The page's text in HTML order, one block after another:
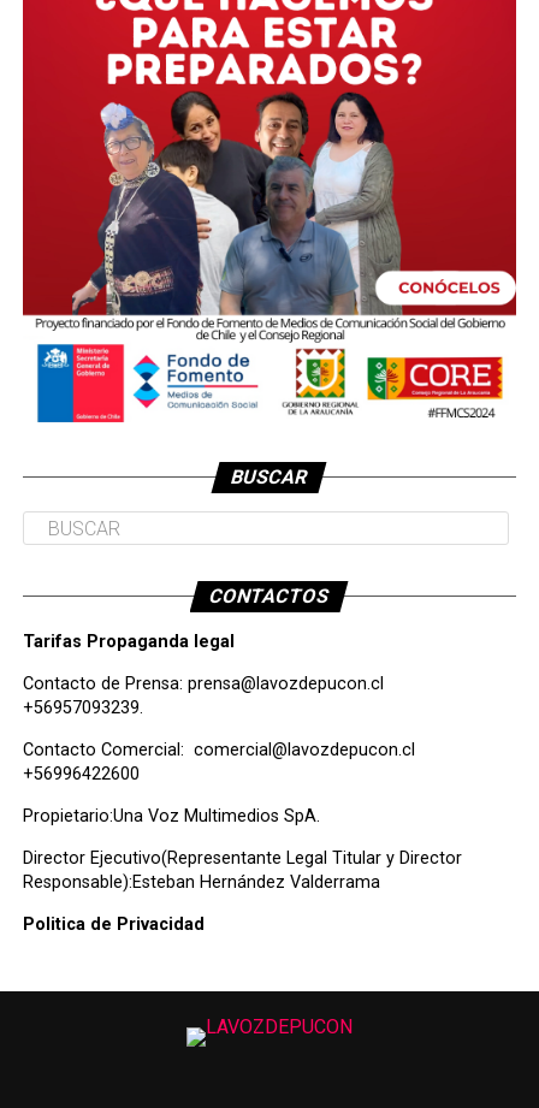
BUSCAR
CONTACTOS
Tarifas Propaganda legal
Contacto de Prensa: prensa@lavozdepucon.cl
+56957093239.
Contacto Comercial: comercial@lavozdepucon.cl
+56996422600
Propietario:Una Voz Multimedios SpA.
Director Ejecutivo(Representante Legal Titular y Director
Responsable):Esteban Hernández Valderrama
Politica de Privacidad